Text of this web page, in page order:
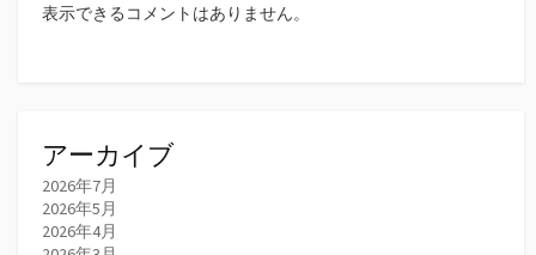
表示できるコメントはありません。
アーカイブ
2026年7月
2026年5月
2026年4月